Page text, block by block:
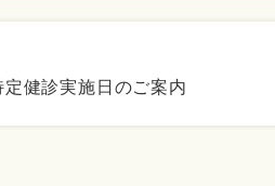
健診実施日のご案内